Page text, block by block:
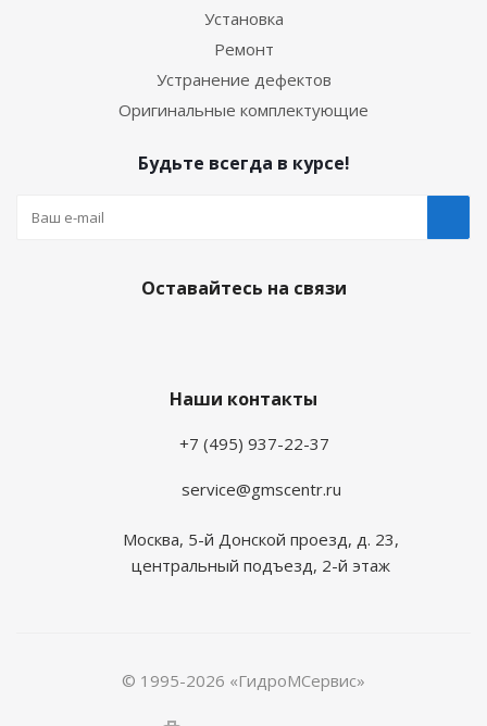
Установка
Ремонт
Устранение дефектов
Оригинальные комплектующие
Будьте всегда в курсе!
Оставайтесь на связи
Наши контакты
+7 (495) 937-22-37
service@gmscentr.ru
Москва, 5-й Донской проезд, д. 23,
центральный подъезд, 2-й этаж
© 1995-2026 «ГидроМСервис»